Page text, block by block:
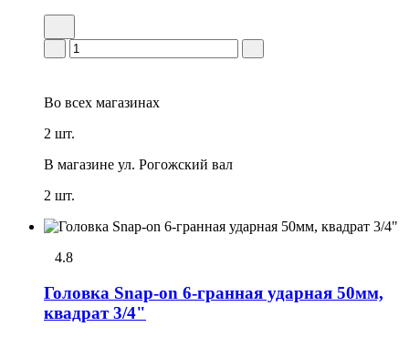
Во всех магазинах
2 шт.
В магазине ул. Рогожский вал
2 шт.
4.8
Головка Snap-on 6-гранная ударная 50мм,
квадрат 3/4"